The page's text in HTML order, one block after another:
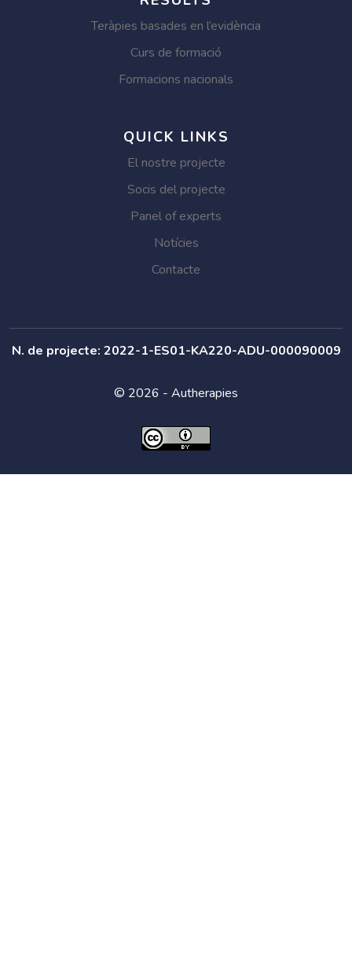
Teràpies basades en l’evidència
Curs de formació
Formacions nacionals
QUICK LINKS
El nostre projecte
Socis del projecte
Panel of experts
Notícies
Contacte
N. de projecte: 2022-1-ES01-KA220-ADU-000090009
© 2026 - Autherapies